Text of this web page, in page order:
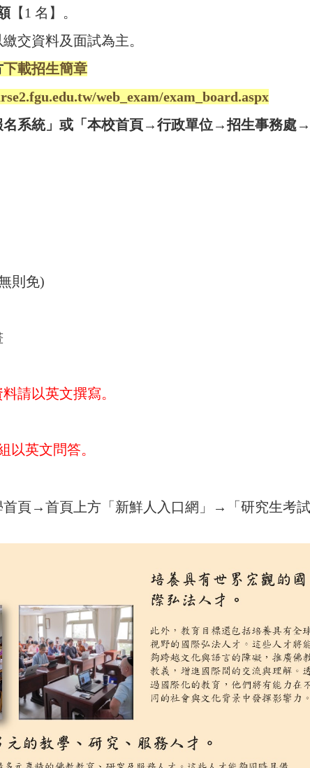
【1 名】。
交資料及面試為主。
下載招生簡章
web_exam/exam_board.aspx
名系統」或「本校首頁→行政單位→招生事務處
則免)
請以英文撰寫。
以英文問答。
首頁→首頁上方「新鮮人入口網」→「研究生考